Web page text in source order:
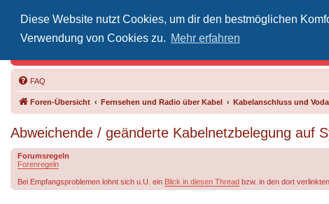
Diese Website nutzt Cookies, um dir den bestmöglichen
Verwendung von Cookies zu. Mehr erfahren
FAQ
Foren-Übersicht Fernsehen und Radio über Kabel Kabelanschluss und
Abweichende / geänderte Kabelnetzbelegung auf
Forumsregeln
Forenregeln
Bei Empfangsproblemen lohnt sich u.U. ein Blick in diesen Thread bzw. in den dort verlinkten